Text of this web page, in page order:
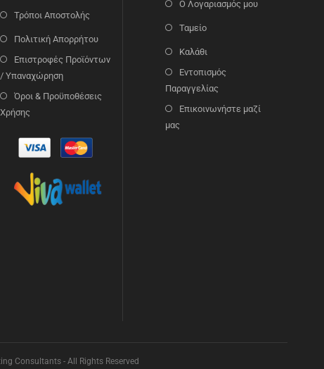
Τρόποι Αποστολής
Πολιτική Απορρήτου
Επιστροφές Προϊόντων
/ Υπαναχώρηση
Όροι & Προϋποθέσεις
Χρήσης
Ο Λογαριασμός μου
Ταμείο
Καλάθι
Εντοπισμός
Παραγγελίας
Επικοινωνήστε μαζί
μας
Consultants - All Rights Reserved